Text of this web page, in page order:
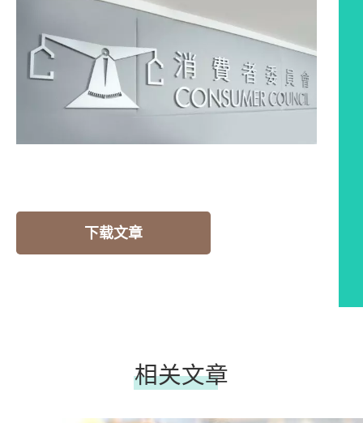
下载文章
相关文章